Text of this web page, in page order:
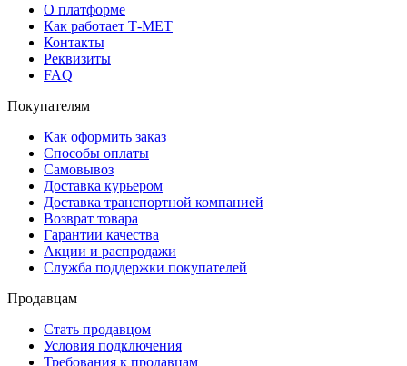
О платформе
Как работает Т-МЕТ
Контакты
Реквизиты
FAQ
Покупателям
Как оформить заказ
Способы оплаты
Самовывоз
Доставка курьером
Доставка транспортной компанией
Возврат товара
Гарантии качества
Акции и распродажи
Служба поддержки покупателей
Продавцам
Стать продавцом
Условия подключения
Требования к продавцам